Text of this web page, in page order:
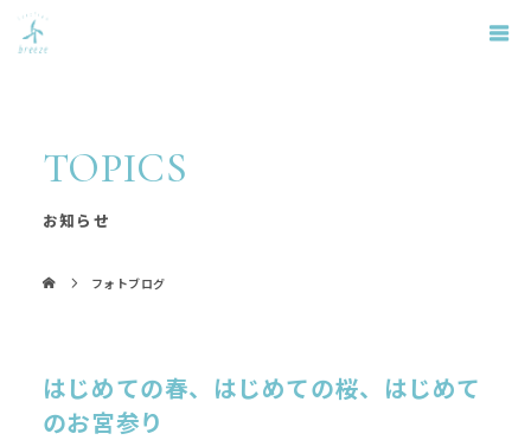
TOPICS
お知らせ
フォトブログ
はじめての春、はじめての桜、はじめて
のお宮参り